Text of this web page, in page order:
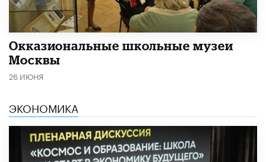
​Окказиональные школьные музеи
Москвы
26 ИЮНЯ
ЭКОНОМИКА